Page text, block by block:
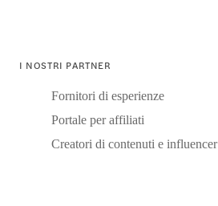
I NOSTRI PARTNER
Fornitori di esperienze
Portale per affiliati
Creatori di contenuti e influencer